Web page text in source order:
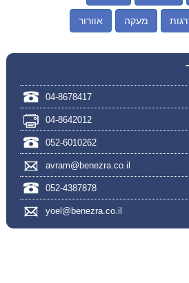
מעקה אוורור
04-8678417
04-8642012
052-6010262
avram@benezra.co.il
052-4387878
yoel@benezra.co.il